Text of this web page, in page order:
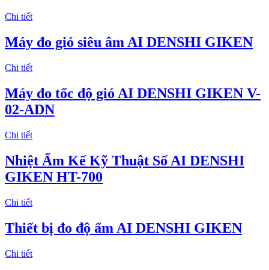
Chi tiết
Máy đo gió siêu âm AI DENSHI GIKEN
Chi tiết
Máy đo tốc độ gió AI DENSHI GIKEN V-
02-ADN
Chi tiết
Nhiệt Ẩm Kế Kỹ Thuật Số AI DENSHI
GIKEN HT-700
Chi tiết
Thiết bị đo độ ẩm AI DENSHI GIKEN
Chi tiết